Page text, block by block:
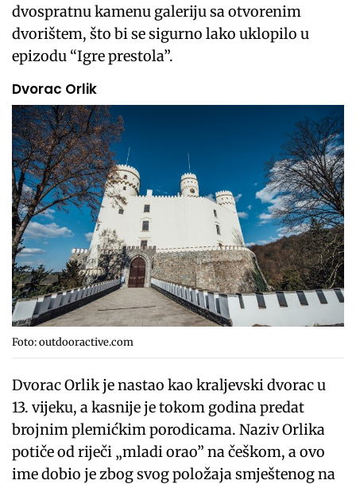
dvospratnu kamenu galeriju sa otvorenim
dvorištem, što bi se sigurno lako uklopilo u
epizodu “Igre prestola”.
Dvorac Orlik
Foto: outdooractive.com
Dvorac Orlik je nastao kao kraljevski dvorac u
13. vijeku, a kasnije je tokom godina predat
brojnim plemićkim porodicama. Naziv Orlika
potiče od riječi „mladi orao” na češkom, a ovo
ime dobio je zbog svog položaja smještenog na